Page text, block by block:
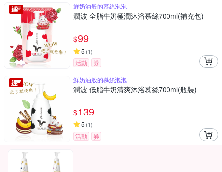
鮮奶油般的慕絲泡泡
潤波 全脂牛奶極潤沐浴慕絲700ml(補充包)
$99
5 (1)
活動
券
鮮奶油般的慕絲泡泡
潤波 低脂牛奶清爽沐浴慕絲700ml(瓶裝)
$139
5 (1)
活動 券